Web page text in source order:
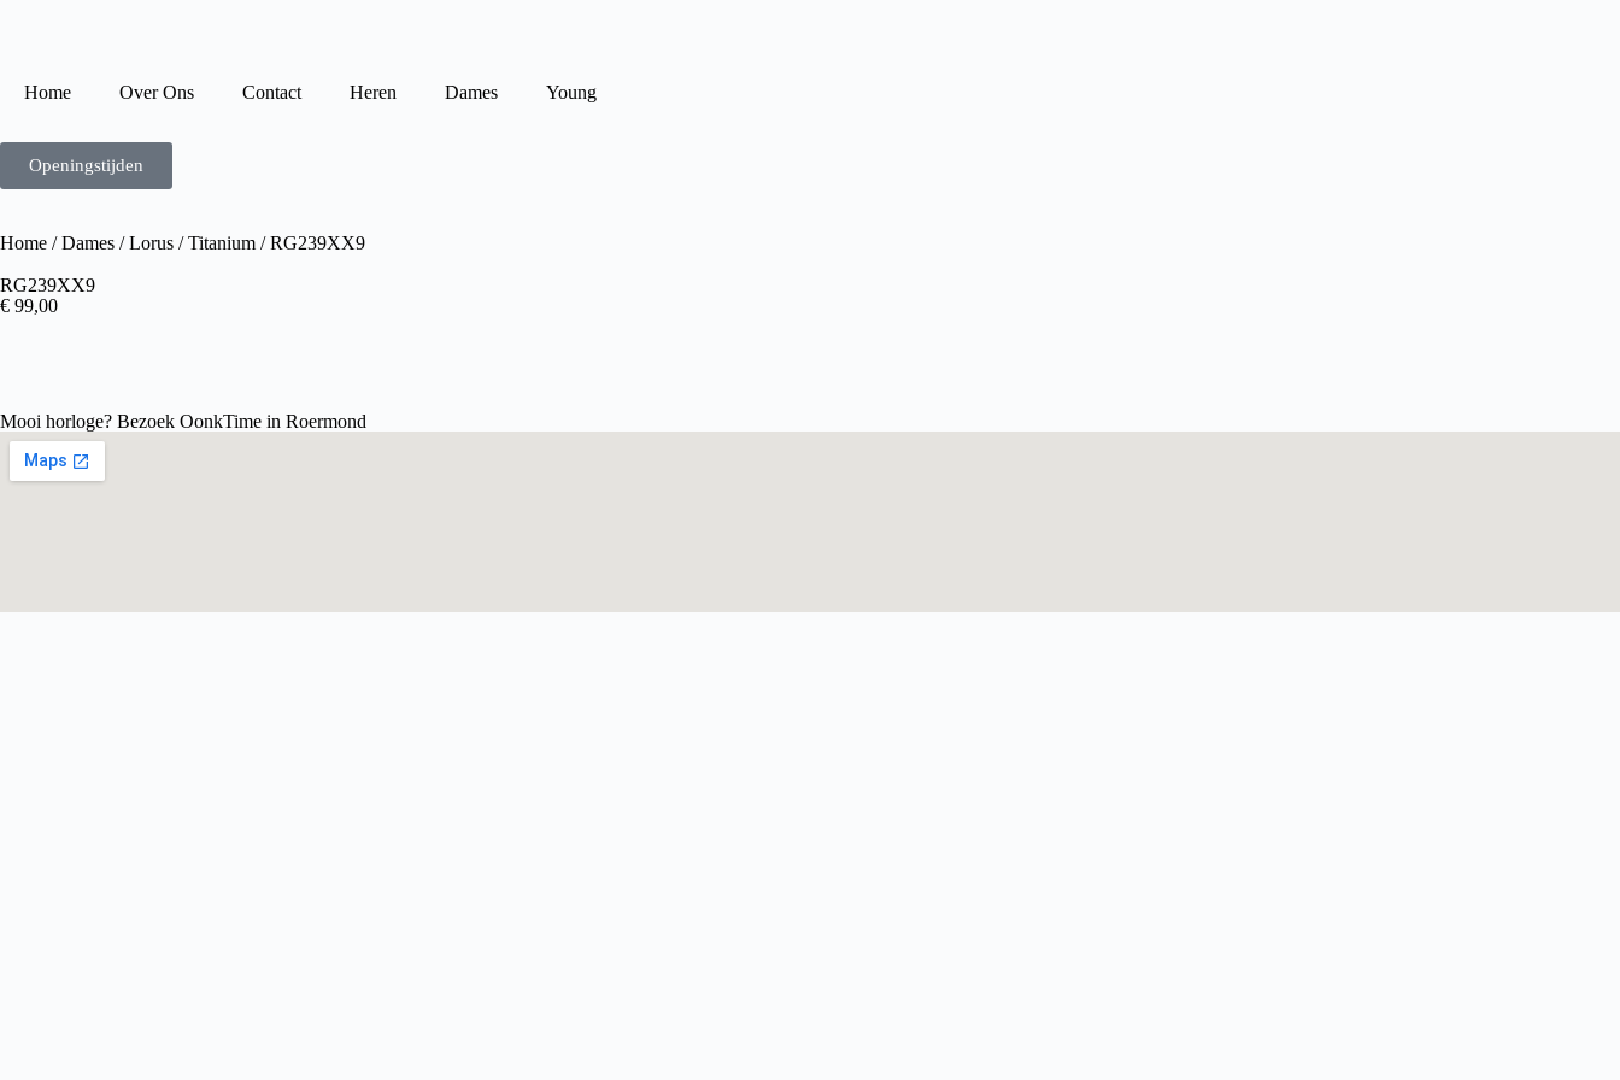
Home Over Ons Contact Heren Dames Young
Openingstijden
Home /Dames /Lorus /Titanium / RG239XX9
RG239XX9
€ 99,00
Mooi horloge? Bezoek OonkTime in Roermond